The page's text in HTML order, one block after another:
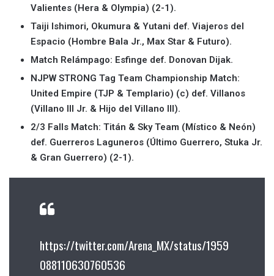
Valientes (Hera & Olympia) (2-1).
Taiji Ishimori, Okumura & Yutani def. Viajeros del
Espacio (Hombre Bala Jr., Max Star & Futuro).
Match Relámpago: Esfinge def. Donovan Dijak.
NJPW STRONG Tag Team Championship Match:
United Empire (TJP & Templario) (c) def. Villanos
(Villano III Jr. & Hijo del Villano III).
2/3 Falls Match: Titán & Sky Team (Místico & Neón)
def. Guerreros Laguneros (Último Guerrero, Stuka Jr.
& Gran Guerrero) (2-1).
https://twitter.com/Arena_MX/status/1959
088110630760536